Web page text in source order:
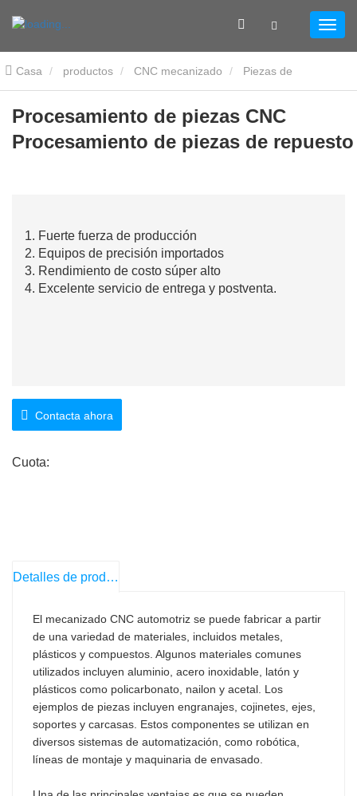
Casa productos CNC mecanizado Piezas de
automatización CNC
Procesamiento de piezas de repuesto
Procesamiento de piezas CNC
Procesamiento de piezas de repuesto
1. Fuerte fuerza de producción
2. Equipos de precisión importados
3. Rendimiento de costo súper alto
4. Excelente servicio de entrega y postventa.
Contacta ahora
Cuota:
Detalles de producto
El mecanizado CNC automotriz se puede fabricar a partir
de una variedad de materiales, incluidos metales,
plásticos y compuestos. Algunos materiales comunes
utilizados incluyen aluminio, acero inoxidable, latón y
plásticos como policarbonato, nailon y acetal. Los
ejemplos de piezas incluyen engranajes, cojinetes, ejes,
soportes y carcasas. Estos componentes se utilizan en
diversos sistemas de automatización, como robótica,
líneas de montaje y maquinaria de envasado.